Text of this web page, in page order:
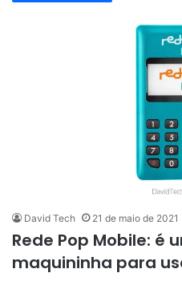
David Tech 21 de maio de 2021
Rede Pop Mobile: é
maquininha para